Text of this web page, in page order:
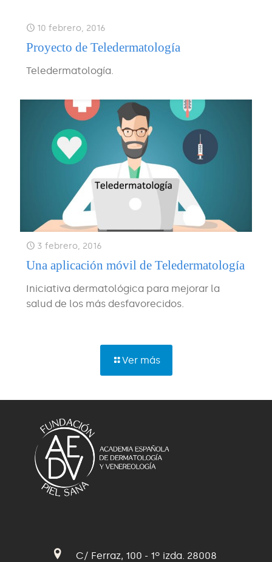
10 febrero, 2016
Proyecto de Teledermatología
Teledermatología.
3 febrero, 2016
Una aplicación móvil de Teledermatología
Iniciativa dermatológica para mejorar la
salud de los más desfavorecidos.
Ver más
C/ Ferraz, 100 - 1º izda. 28008